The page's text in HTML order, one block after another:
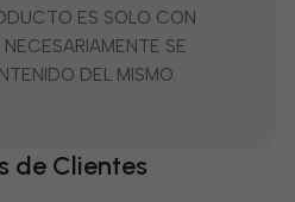
ES SOLO CON
SE
DEL MISMO.
de Clientes